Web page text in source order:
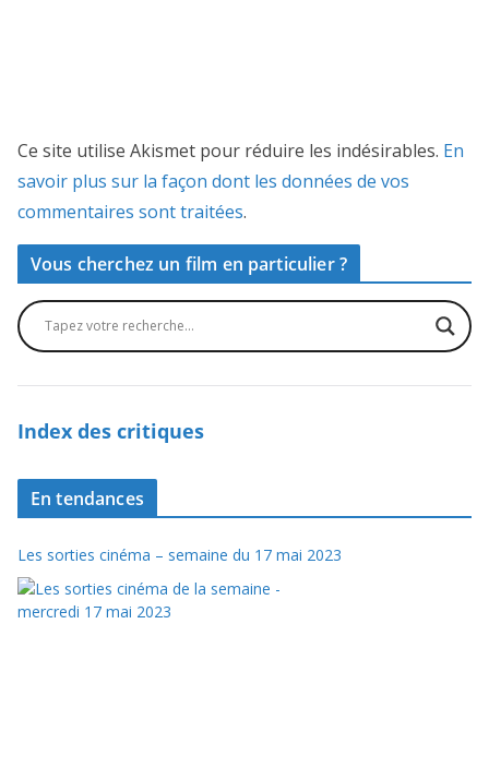
Ce site utilise Akismet pour réduire les indésirables. En
savoir plus sur la façon dont les données de vos
commentaires sont traitées.
Vous cherchez un film en particulier ?
Index des critiques
En tendances
Les sorties cinéma – semaine du 17 mai 2023